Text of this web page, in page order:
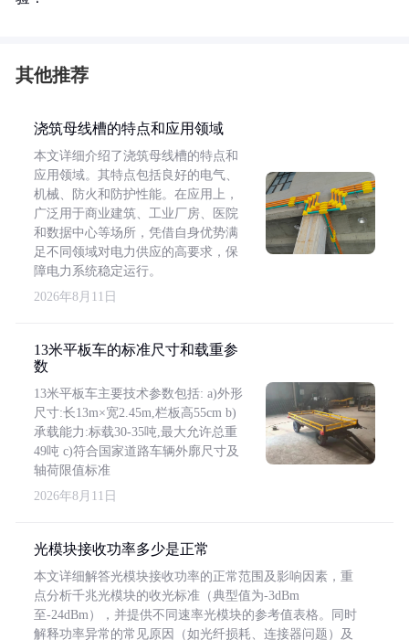
其他推荐
浇筑母线槽的特点和应用领域
本文详细介绍了浇筑母线槽的特点和
应用领域。其特点包括良好的电气、
机械、防火和防护性能。在应用上，
广泛用于商业建筑、工业厂房、医院
和数据中心等场所，凭借自身优势满
足不同领域对电力供应的高要求，保
障电力系统稳定运行。
2026年8月11日
13米平板车的标准尺寸和载重参
数
13米平板车主要技术参数包括: a)外形
尺寸:长13m×宽2.45m,栏板高55cm b)
承载能力:标载30-35吨,最大允许总重
49吨 c)符合国家道路车辆外廓尺寸及
轴荷限值标准
2026年8月11日
光模块接收功率多少是正常
本文详细解答光模块接收功率的正常范围及影响因素，重
点分析千兆光模块的收光标准（典型值为-3dBm
至-24dBm），并提供不同速率光模块的参考值表格。同时
解释功率异常的常见原因（如光纤损耗、连接器问题）及